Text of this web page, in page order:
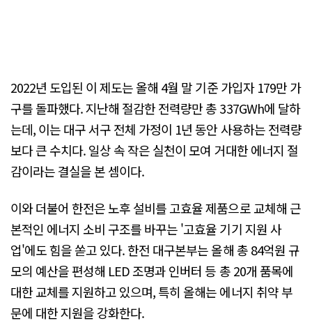
2022년 도입된 이 제도는 올해 4월 말 기준 가입자 179만 가
구를 돌파했다. 지난해 절감한 전력량만 총 337GWh에 달하
는데, 이는 대구 서구 전체 가정이 1년 동안 사용하는 전력량
보다 큰 수치다. 일상 속 작은 실천이 모여 거대한 에너지 절
감이라는 결실을 본 셈이다.
이와 더불어 한전은 노후 설비를 고효율 제품으로 교체해 근
본적인 에너지 소비 구조를 바꾸는 '고효율 기기 지원 사
업'에도 힘을 쏟고 있다. 한전 대구본부는 올해 총 84억원 규
모의 예산을 편성해 LED 조명과 인버터 등 총 20개 품목에
대한 교체를 지원하고 있으며, 특히 올해는 에너지 취약 부
문에 대한 지원을 강화한다.